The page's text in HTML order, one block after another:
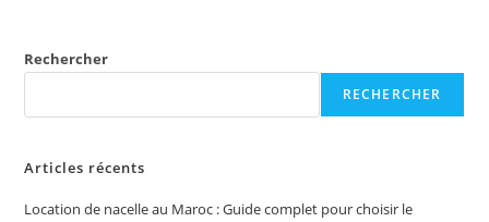
Rechercher
RECHERCHER
Articles récents
Location de nacelle au Maroc : Guide complet pour choisir le